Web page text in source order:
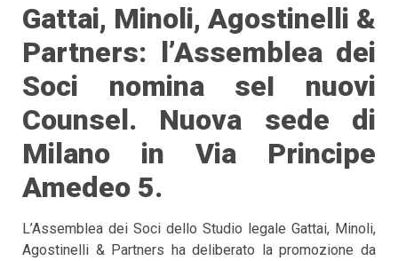
Gattai, Minoli, Agostinelli &
Partners: l’Assemblea dei
Soci nomina seI nuovi
Counsel. Nuova sede di
Milano in Via Principe
Amedeo 5.
L’Assemblea dei Soci dello Studio legale Gattai, Minoli,
Agostinelli & Partners ha deliberato la promozione da